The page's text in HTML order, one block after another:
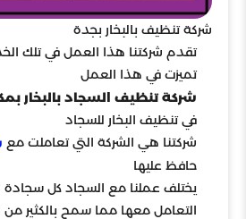
شركة تنظيف بالبخار بجدة
تقدم شركتنا هذا العمل في تلك
تميزت في هذا العمل
شركة تنظيف السجاد بالبخار
في تنظيف البخار للسجاد
شركتنا هي الشركة التي تعاملت مع
حافظ عليها
يختلف عملنا مع السجاد كل سجادة
التعامل معها مما سمح بالكثير من